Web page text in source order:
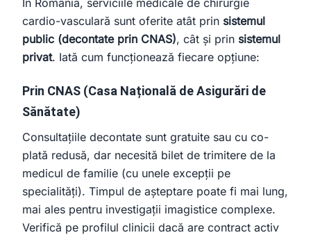
În România, serviciile medicale de chirurgie
cardio-vasculară sunt oferite atât prin sistemul
public (decontate prin CNAS), cât și prin sistemul
privat. Iată cum funcționează fiecare opțiune:
Prin CNAS (Casa Națională de Asigurări de
Sănătate)
Consultațiile decontate sunt gratuite sau cu co-
plată redusă, dar necesită bilet de trimitere de la
medicul de familie (cu unele excepții pe
specialități). Timpul de așteptare poate fi mai lung,
mai ales pentru investigații imagistice complexe.
Verifică pe profilul clinicii dacă are contract activ